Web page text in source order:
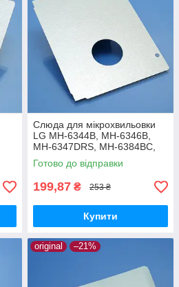
Слюда для мікрохвильовки
LG MH-6344B, MH-6346B,
MH-6347DRS, MH-6384BC,
MH-6384BLC, MH-6387VRC,
MH6548DRB, MH6542X,
MH6543SAR
Готово до відправки
199,87 ₴ 253 ₴
Купити
original –21%